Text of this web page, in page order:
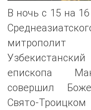
В ночь с 15 на
епископа
совершил
Свято-